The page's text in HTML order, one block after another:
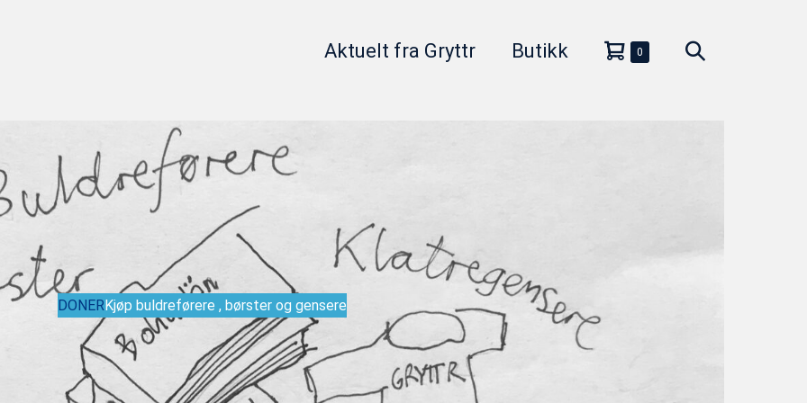
Aktuelt fra Gryttr Butikk Handlevogn
0 ElementerSøkeveksler
DONERKjøp buldreførere , børster og gensere